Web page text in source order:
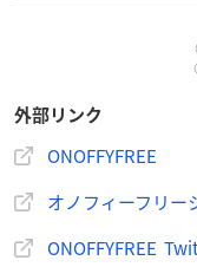
バンダイナムコグル
イ」内「オノフィー
ONOFFYFREE×
外部リンク
ONOFFYFREE
オノフィーフリー
ONOFFYFREE